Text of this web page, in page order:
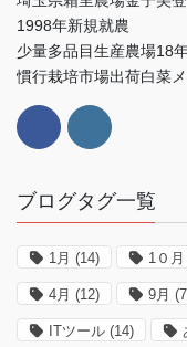
1998年新規就農
少量多品目生産農場18
慣行栽培市場出荷白菜
ブログタグ一覧
1月 (14) 1０月
4月 (12) 9月
ITツール (14)